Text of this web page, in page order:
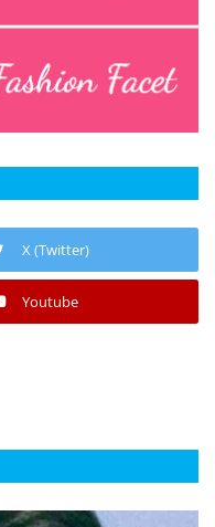
X (Twitter)
Youtube